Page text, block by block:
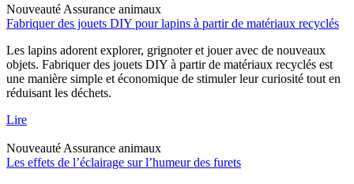
Nouveauté Assurance animaux
Fabriquer des jouets DIY pour lapins à partir de matériaux recyclés
Les lapins adorent explorer, grignoter et jouer avec de nouveaux
objets. Fabriquer des jouets DIY à partir de matériaux recyclés est
une manière simple et économique de stimuler leur curiosité tout en
réduisant les déchets.
Lire
Nouveauté Assurance animaux
Les effets de l’éclairage sur l’humeur des furets